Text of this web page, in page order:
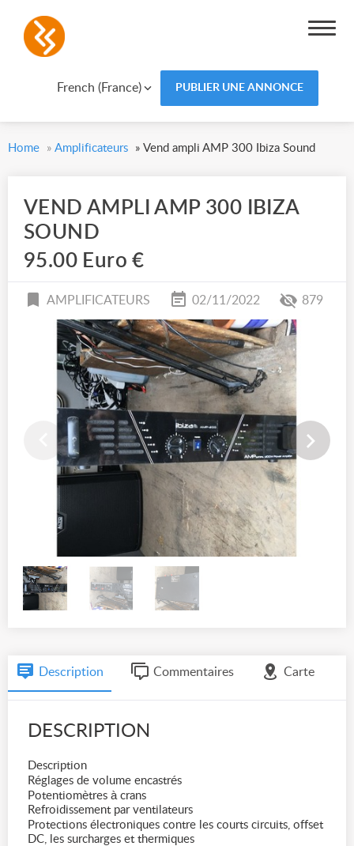
French (France) PUBLIER UNE ANNONCE
Home » Amplificateurs » Vend ampli AMP 300 Ibiza Sound
VEND AMPLI AMP 300 IBIZA
SOUND
95.00 Euro €
AMPLIFICATEURS 02/11/2022 879
Description Commentaires Carte
DESCRIPTION
Description
Réglages de volume encastrés
Potentiomètres à crans
Refroidissement par ventilateurs
Protections électroniques contre les courts circuits, offset
DC, les surcharges et thermiques